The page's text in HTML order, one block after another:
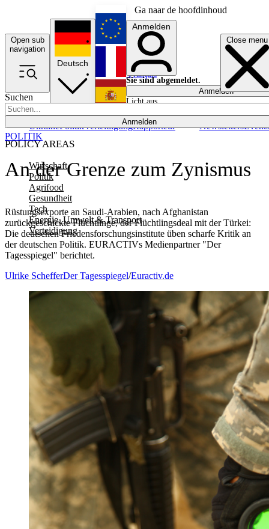
Ga naar de hoofdinhoud
Open sub
navigation
Close menu
Suchen
Anmelden
POLICY AREAS
Wirtschaft
Politik
Agrifood
Gesundheit
Tech
Energie, Umwelt & Transport
Verteidigung
UkrainePolitikVerteidigungRapporteur NewslettersEvents
Deutsch
English
Français
Anmelden
Sie sind abgemeldet.
Anmelden
Licht aus
An der Grenze zum Zynismus
Rüstungsexporte an Saudi-Arabien, nach Afghanistan
zurückgeschickte Flüchtlinge, der Flüchtlingsdeal mit der Türkei:
Die deutschen Friedensforschungsinstitute üben scharfe Kritik an
der deutschen Politik. EURACTIVs Medienpartner "Der
Tagesspiegel" berichtet.
POLITIK
Ulrike SchefferDer Tagesspiegel/Euractiv.de